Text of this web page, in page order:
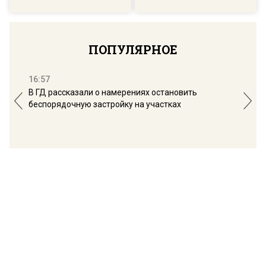
ПОПУЛЯРНОЕ
16:57
В ГД рассказали о намерениях остановить
беспорядочную застройку на участках